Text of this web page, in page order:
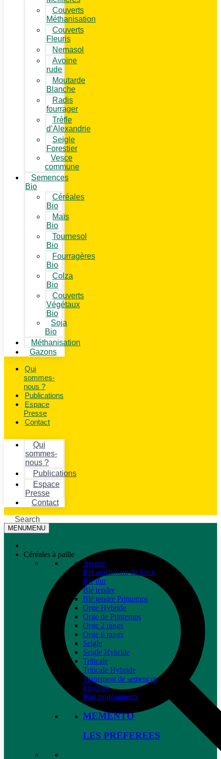
Couverts
Méthanisation
Couverts
Fleuris
Nemasol
Avoine
rude
Moutarde
Blanche
Radis
fourrager
Trèfle
d’Alexandrie
Seigle
Forestier
Vesce
commune
Semences
Bio
Céréales
Bio
Maïs
Bio
Tournesol
Bio
Fourragères
Bio
Colza
Bio
Couverts
Végétaux
Bio
Soja
Bio
Méthanisation
Gazons
Qui
sommes-
nous ?
Publications
Espace
Presse
Contact
Qui
sommes-
nous ?
Publications
Espace
Presse
Contact
Search
MENUMENU
Céréales à paille
Avoine
Blé améliorant de force
Blé dur
Blé tendre
Blé tendre Printemps
Orge Hybride
Orge de Printemps
Orge 2 rangs
Orge 6 rangs
Seigle
Seigle Hybride
Triticale
Triticale Hybride
Traitement de semences
Féverole
Pois protéagineux
MEMENTO
LES PREFEREES